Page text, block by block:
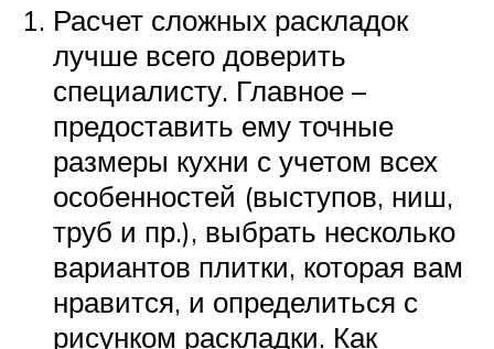
Расчет сложных раскладок
лучше всего доверить
специалисту. Главное –
предоставить ему точные
размеры кухни с учетом всех
особенностей (выступов, ниш,
труб и пр.), выбрать несколько
вариантов плитки, которая вам
нравится, и определиться с
рисунком раскладки. Как